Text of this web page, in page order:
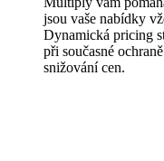
jsou vaše nabídky
Dynamická pricing
při současné
snižování cen.